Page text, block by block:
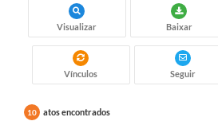
Visualizar Baixar
Vínculos Seguir
10 atos encontrados